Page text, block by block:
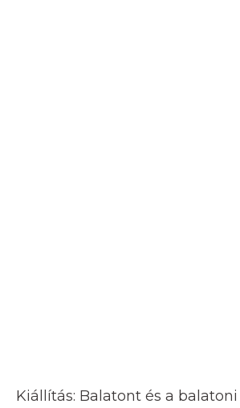
Kiállítás: Balatont és a